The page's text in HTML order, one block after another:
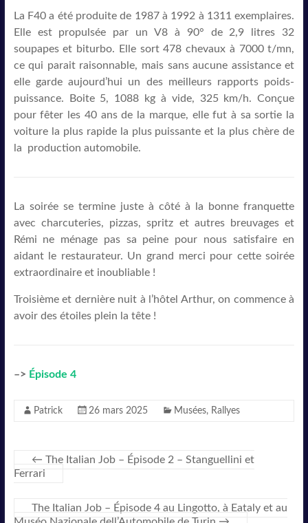
La F40 a été produite de 1987 à 1992 à 1311 exemplaires.
Elle est propulsée par un V8 à 90° de 2,9 litres 32
soupapes et biturbo. Elle sort 478 chevaux à 7000 t/mn,
ce qui parait raisonnable, mais sans aucune assistance et
elle garde aujourd’hui un des meilleurs rapports poids-
puissance. Boite 5, 1088 kg à vide, 325 km/h. Conçue
pour fêter les 40 ans de la marque, elle fut à sa sortie la
voiture la plus rapide la plus puissante et la plus chère de
la production automobile.
La soirée se termine juste à côté à la bonne franquette
avec charcuteries, pizzas, spritz et autres breuvages et
Rémi ne ménage pas sa peine pour nous satisfaire en
aidant le restaurateur. Un grand merci pour cette soirée
extraordinaire et inoubliable !
Troisième et dernière nuit à l’hôtel Arthur, on commence à
avoir des étoiles plein la tête !
–> Épisode 4
Patrick 26 mars 2025 Musées, Rallyes
← The Italian Job – Épisode 2 – Stanguellini et
Ferrari
The Italian Job – Épisode 4 au Lingotto, à Eataly et au